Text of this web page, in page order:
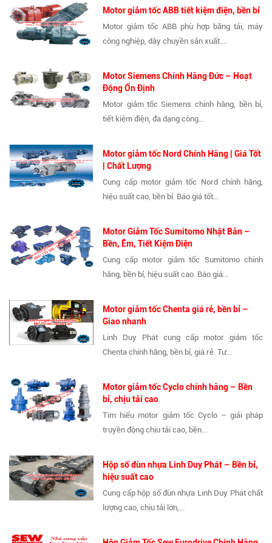
Motor giảm tốc ABB tiết kiệm điện, bền bỉ
Motor giảm tốc ABB phù hợp băng tải, máy
công nghiệp, dây chuyền sản xuất....
Motor Siemens Chính Hãng Đức – Hoạt
Động Ổn Định
Motor giảm tốc Siemens chính hãng, bền bỉ,
tiết kiệm điện, đa dạng công...
Motor giảm tốc Nord Chính Hãng | Giá Tốt
| Chất Lượng
Cung cấp motor giảm tốc Nord chính hãng,
hiệu suất cao, bền bỉ. Báo giá tốt...
Motor Giảm Tốc Sumitomo Nhật Bản –
Bền, Êm, Tiết Kiệm Điện
Cung cấp motor giảm tốc Sumitomo chính
hãng, bền bỉ, hiệu suất cao. Báo giá...
Motor giảm tốc Chenta giá rẻ, bền bỉ –
Giao nhanh
Linh Duy Phát cung cấp motor giảm tốc
Chenta chính hãng, bền bỉ, giá rẻ. Tư...
Motor giảm tốc Cyclo chính hãng – Bền
bỉ, chịu tải cao
Tìm hiểu motor giảm tốc Cyclo – giải pháp
truyền động chịu tải cao, bền...
Hộp số đùn nhựa Linh Duy Phát – Bền bỉ,
hiệu suất cao
Cung cấp hộp số đùn nhựa Linh Duy Phát chất
lượng cao, chịu tải lớn,...